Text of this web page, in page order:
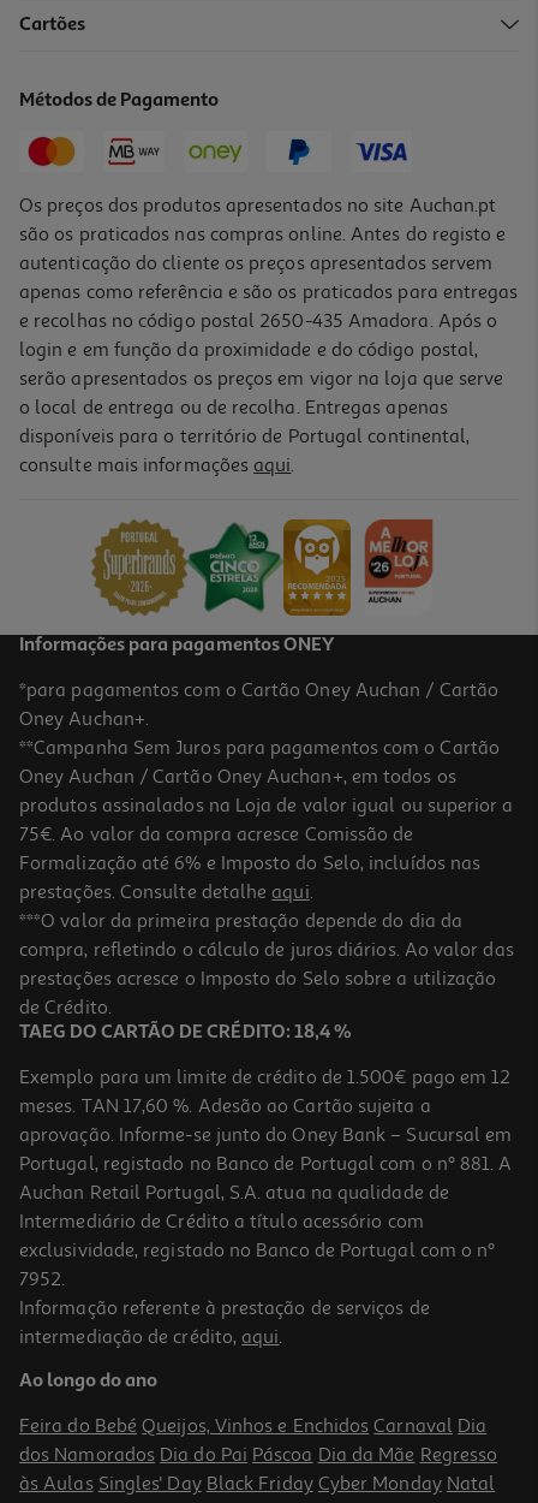
Framboesas Origens Bio 280g
4.0
Polpa Açaí Bio Brasfrut 100 G
2.25 €/Lt
2,25 €
Frutas Origens Bio Mirtilos 300g
16.63 €/Kg
4,99 €
Cartões
Métodos de Pagamento
Os preços dos produtos apresentados no site Auchan.pt
são os praticados nas compras online. Antes do registo e
autenticação do cliente os preços apresentados servem
apenas como referência e são os praticados para entregas
e recolhas no código postal 2650-435 Amadora. Após o
login e em função da proximidade e do código postal,
serão apresentados os preços em vigor na loja que serve
o local de entrega ou de recolha. Entregas apenas
disponíveis para o território de Portugal continental,
consulte mais informações aqui.
Informações para pagamentos ONEY
*para pagamentos com o Cartão Oney Auchan / Cartão
Oney Auchan+.
**Campanha Sem Juros para pagamentos com o Cartão
Oney Auchan / Cartão Oney Auchan+, em todos os
produtos assinalados na Loja de valor igual ou superior a
75€. Ao valor da compra acresce Comissão de
Formalização até 6% e Imposto do Selo, incluídos nas
prestações. Consulte detalhe aqui.
***O valor da primeira prestação depende do dia da
compra, refletindo o cálculo de juros diários. Ao valor das
prestações acresce o Imposto do Selo sobre a utilização
de Crédito.
TAEG DO CARTÃO DE CRÉDITO: 18,4 %
Exemplo para um limite de crédito de 1.500€ pago em 12
meses. TAN 17,60 %. Adesão ao Cartão sujeita a
aprovação. Informe-se junto do Oney Bank – Sucursal em
Portugal, registado no Banco de Portugal com o nº 881. A
Auchan Retail Portugal, S.A. atua na qualidade de
Intermediário de Crédito a título acessório com
exclusividade, registado no Banco de Portugal com o nº
7952.
Informação referente à prestação de serviços de
intermediação de crédito, aqui.
Ao longo do ano
Feira do Bebé Queijos, Vinhos e Enchidos Carnaval Dia
dos Namorados Dia do Pai Páscoa Dia da Mãe Regresso
às Aulas Singles' Day Black Friday Cyber Monday Natal